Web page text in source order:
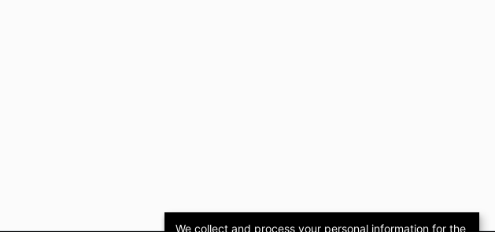
We collect and process your personal information for the